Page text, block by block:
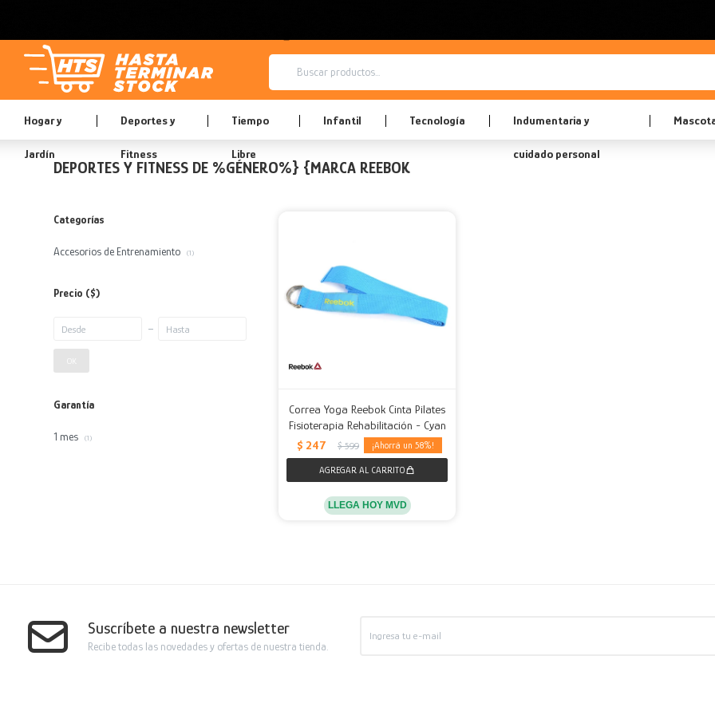
Hogar y
Jardín
Deportes y
Fitness
Tiempo
Libre
Infantil Tecnología Indumentaria y
cuidado personal
DEPORTES Y FITNESS DE %GÉNERO%} {MARCA REEBOK
Correa Yoga Reebok Cinta Pilates
Fisioterapia Rehabilitación - Cyan
$ 247 $ 599 58
LLEGA HOY MVD
Categorías
Accesorios de Entrenamiento (1)
Precio ($)
Garantía
1 mes (1)
Suscríbete a nuestra newsletter
Recibe todas las novedades y ofertas de nuestra tienda.